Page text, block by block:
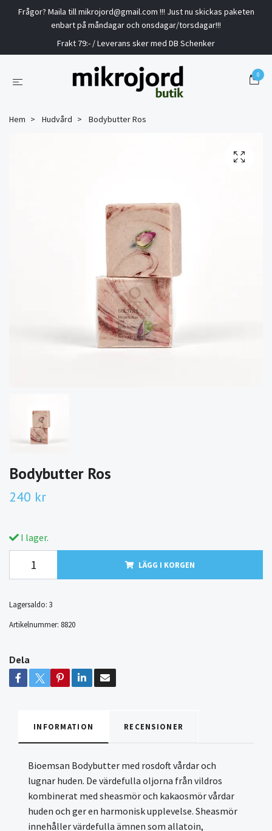
Frågor? Maila tillmikrojord@gmail.com !!! Just nu skickas paketen
enbart på måndagar och onsdagar/torsdagar!!!
Frakt 79:- / Leverans sker med DB Schenker
0
Hem Hudvård Bodybutter Ros
Bodybutter Ros
240 kr
I lager.
LÄGG I KORGEN
Lagersaldo: 3
Artikelnummer: 8820
Dela
INFORMATION RECENSIONER
Bioemsan Bodybutter med rosdoft vårdar och
lugnar huden. De värdefulla oljorna från vildros
kombinerat med sheasmör och kakaosmör vårdar
huden och ger en harmonisk upplevelse. Sheasmör
innehåller värdefulla ämnen som allatoin,